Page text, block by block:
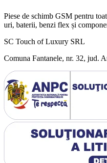
Piese de schimb GSM pentru
uri, baterii, benzi flex și
SC Touch of Luxury SRL
Comuna Fantanele, nr. 32, jud.